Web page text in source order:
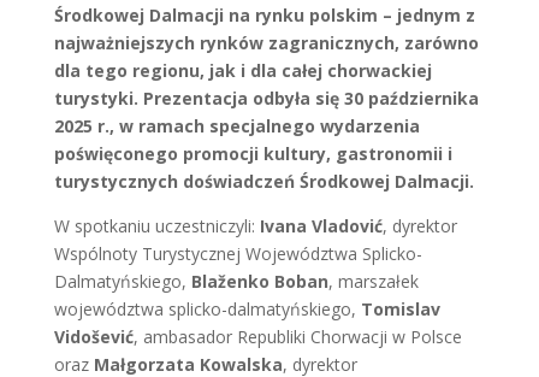
Środkowej Dalmacji na rynku polskim – jednym z
najważniejszych rynków zagranicznych, zarówno
dla tego regionu, jak i dla całej chorwackiej
turystyki. Prezentacja odbyła się 30 października
2025 r., w ramach specjalnego wydarzenia
poświęconego promocji kultury, gastronomii i
turystycznych doświadczeń Środkowej Dalmacji.
W spotkaniu uczestniczyli: Ivana Vladović, dyrektor
Wspólnoty Turystycznej Województwa Splicko-
Dalmatyńskiego, Blaženko Boban, marszałek
województwa splicko-dalmatyńskiego, Tomislav
Vidošević, ambasador Republiki Chorwacji w Polsce
oraz Małgorzata Kowalska, dyrektor